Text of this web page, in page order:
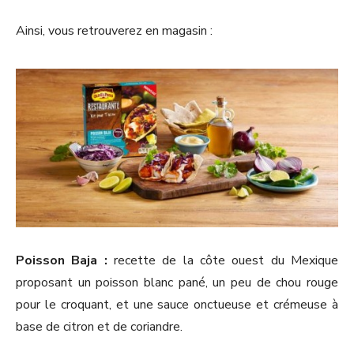
Ainsi, vous retrouverez en magasin :
Poisson Baja : recette de la côte ouest du Mexique
proposant un poisson blanc pané, un peu de chou rouge
pour le croquant, et une sauce onctueuse et crémeuse à
base de citron et de coriandre.